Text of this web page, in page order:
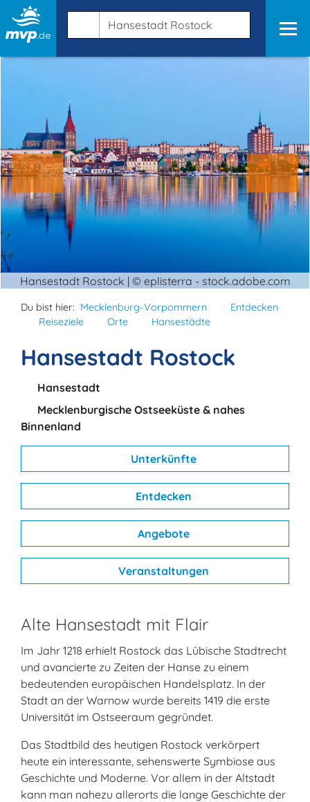
Hansestadt Rostock | © eplisterra - stock.adobe.com
Du bist hier: Mecklenburg-Vorpommern
Entdecken
Reiseziele
Orte Hansestädte
Hansestadt Rostock
Hansestadt
Mecklenburgische Ostseeküste & nahes
Binnenland
Unterkünfte
Entdecken
Angebote
Veranstaltungen
Alte Hansestadt mit Flair
Im Jahr 1218 erhielt Rostock das Lübische Stadtrecht
und avancierte zu Zeiten der Hanse zu einem
bedeutenden europäischen Handelsplatz. In der
Stadt an der Warnow wurde bereits 1419 die erste
Universität im Ostseeraum gegründet.
Das Stadtbild des heutigen Rostock verkörpert
heute ein interessante, sehenswerte Symbiose aus
Geschichte und Moderne. Vor allem in der Altstadt
kann man nahezu allerorts die lange Geschichte der